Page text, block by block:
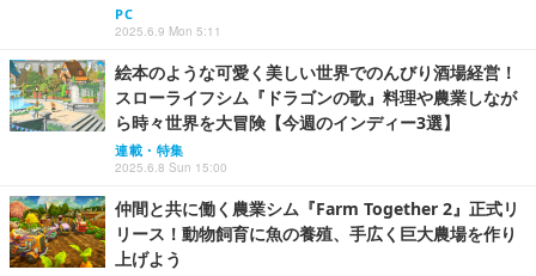
PC
2025.6.9 Mon 5:11
絵本のような可愛く美しい世界でのんびり酒場経営！
スローライフシム『ドラゴンの歌』料理や農業しなが
ら時々世界を大冒険【今週のインディー3選】
連載・特集
2025.6.8 Sun 15:00
仲間と共に働く農業シム『Farm Together 2』正式リ
リース！動物飼育に魚の養殖、手広く巨大農場を作り
上げよう